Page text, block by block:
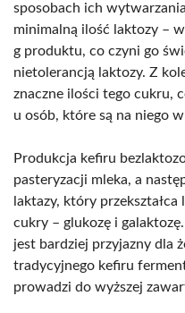
sposobach ich
minimalną ilość laktozy –
g produktu, co czyni go
nietolerancją laktozy. Z
znaczne ilości tego cukru,
u osób, które są na niego
Produkcja kefiru
pasteryzacji mleka, a
laktazy, który
cukry – glukozę i
jest bardziej przyjazny dla
tradycyjnego kefiru
prowadzi do wyższej